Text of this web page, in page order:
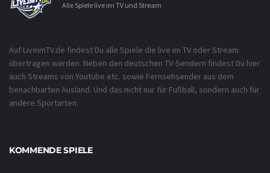
Alle Spiele live im TV und Stream
Auf LiveimTV.de findest Du alle Spiele die live im TV oder Stream
übertragen werden. Neben den deutschen TV-Sendern findest Du hier
auch Streams von Youtube etc. sowie Fernsehsender aus dem
benachbarten Ausland. Und das nicht nur für Fußball, sondern auch für
andere Sportarten.
KOMMENDE SPIELE